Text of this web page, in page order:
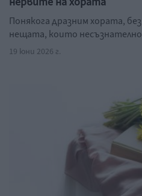
Понякога дразним хората,
нещата, които
19 юни 2026 г.